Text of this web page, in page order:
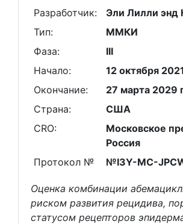
Разработчик:
Эли Лилли энд
Тип:
ММКИ
Фаза:
III
Начало:
12 октября
Окончание:
27 марта 2029
Страна:
США
CRO:
Московское
Россия
Протокол №
№I3Y-MC-
Оценка комбинации
риском развития рецидива,
статусом рецепторов